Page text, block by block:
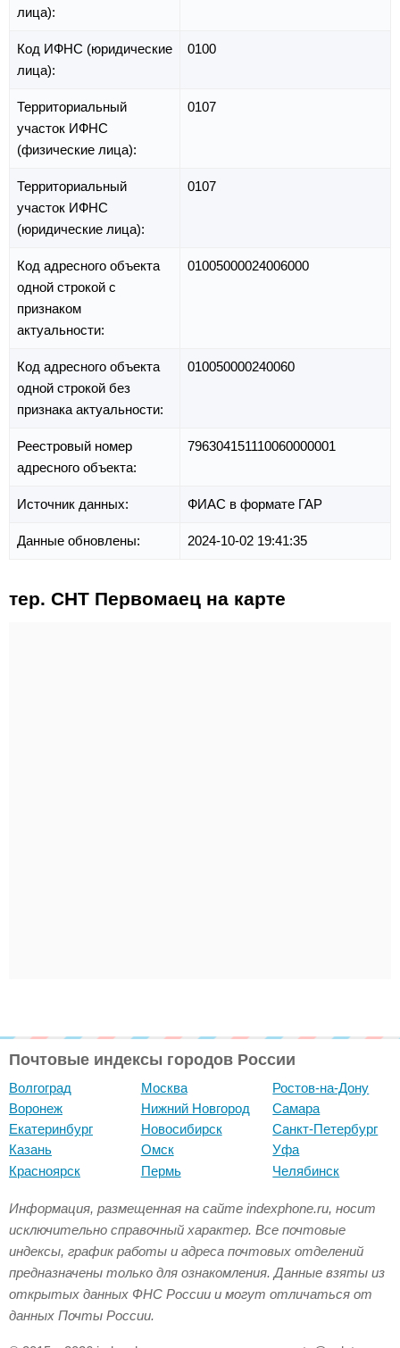
лица):
Код ИФНС (юридические
лица):
0100
Территориальный
участок ИФНС
(физические лица):
0107
Территориальный
участок ИФНС
(юридические лица):
0107
Код адресного объекта
одной строкой с
признаком
актуальности:
01005000024006000
Код адресного объекта
одной строкой без
признака актуальности:
010050000240060
Реестровый номер
адресного объекта:
796304151110060000001
Источник данных: ФИАС в формате ГАР
Данные обновлены: 2024-10-02 19:41:35
тер. СНТ Первомаец на карте
Почтовые индексы городов России
Волгоград
Воронеж
Екатеринбург
Казань
Красноярск
Москва
Нижний Новгород
Новосибирск
Омск
Пермь
Ростов-на-Дону
Самара
Санкт-Петербург
Уфа
Челябинск
Информация, размещенная на сайте indexphone.ru, носит
исключительно справочный характер. Все почтовые
индексы, график работы и адреса почтовых отделений
предназначены только для ознакомления. Данные взяты из
открытых данных ФНС России и могут отличаться от
данных Почты России.